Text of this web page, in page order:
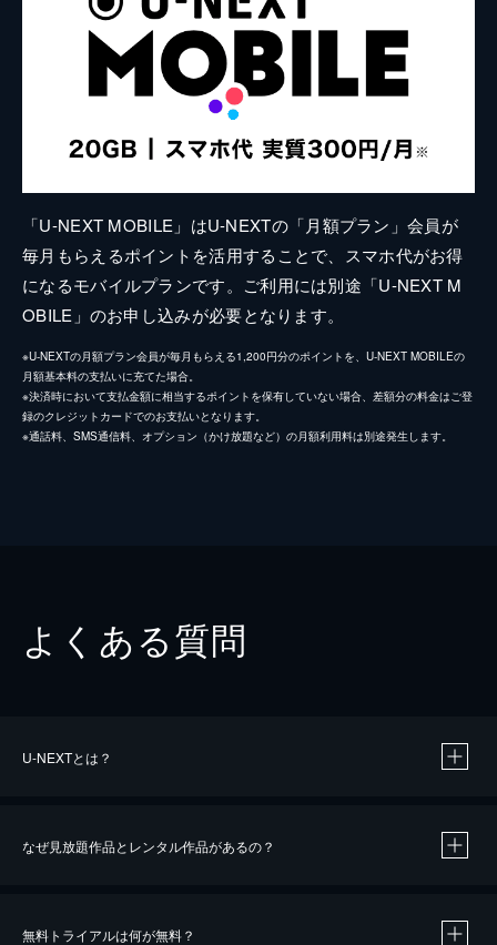
「U-NEXT MOBILE」はU-NEXTの「月額プラン」会員が
毎月もらえるポイントを活用することで、スマホ代がお得
になるモバイルプランです。ご利用には別途「U-NEXT M
OBILE」のお申し込みが必要となります。
※U-NEXTの月額プラン会員が毎月もらえる1,200円分のポイントを、U-NEXT MOBILEの
月額基本料の支払いに充てた場合。
※決済時において支払金額に相当するポイントを保有していない場合、差額分の料金はご登
録のクレジットカードでのお支払いとなります。
※通話料、SMS通信料、オプション（かけ放題など）の月額利用料は別途発生します。
よくある質問
U-NEXTとは？
なぜ見放題作品とレンタル作品があるの？
無料トライアルは何が無料？